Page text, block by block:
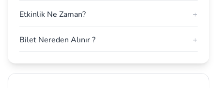
Etkinlik Ne Zaman? +
Bilet Nereden Alınır ? +